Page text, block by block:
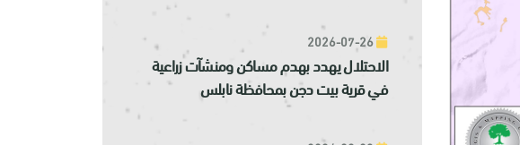
الاحتلال يهدد بهدم مساكن ومنشآت زراعية
في قرية بيت دجن بمحافظة نابلس